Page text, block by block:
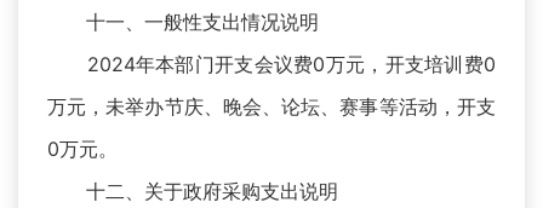
十一、一般性支出情况说明
2024年本部门开支会议费0万元，开支培训费0
万元，未举办节庆、晚会、论坛、赛事等活动，开支
0万元。
十二、关于政府采购支出说明